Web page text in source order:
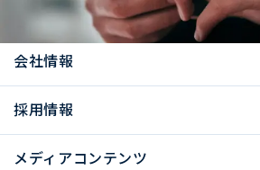
お知らせ
会社情報
採用情報
メディアコンテンツ